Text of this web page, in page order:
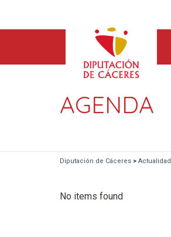
AGENDA
Diputación de Cáceres > Actualidad
No items found